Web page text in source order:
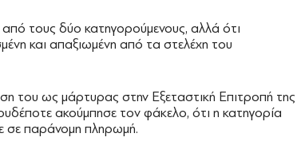
από τους δύο κατηγορούμενους, αλλά ότι
και απαξιωμένη από τα στελέχη του
του ως μάρτυρας στην Εξεταστική Επιτροπή της
ακούμπησε τον φάκελο, ότι η κατηγορία
σε παράνομη πληρωμή.